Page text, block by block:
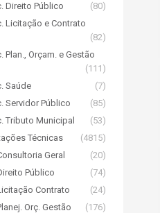
Direito Público
(80)
Licitação e Contrato
(82)
Plan., Orçam. e Gestão
(111)
Saúde
(7)
Servidor Público
(85)
Tributo Municipal
(53)
Técnicas
(4815)
Geral
(20)
Público
(74)
Contrato
(24)
Orç. Gestão
(176)